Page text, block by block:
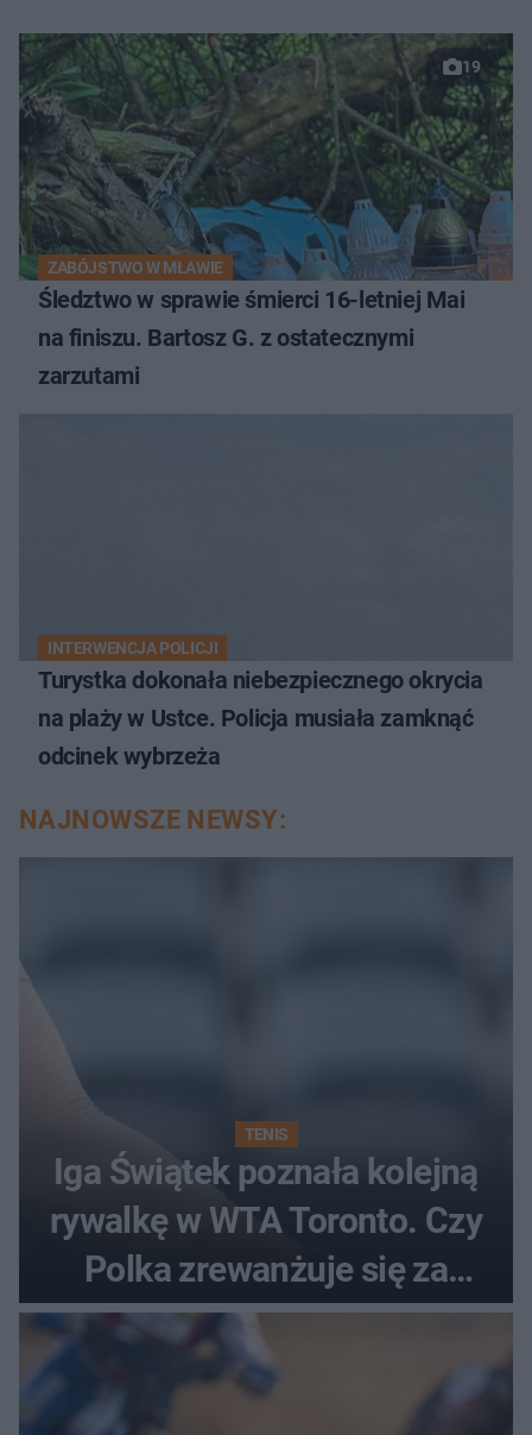
19
ZABÓJSTWO W MŁAWIE
Śledztwo w sprawie śmierci 16-letniej Mai
na finiszu. Bartosz G. z ostatecznymi
zarzutami
INTERWENCJA POLICJI
Turystka dokonała niebezpiecznego okrycia
na plaży w Ustce. Policja musiała zamknąć
odcinek wybrzeża
NAJNOWSZE NEWSY:
TENIS
Iga Świątek poznała kolejną
rywalkę w WTA Toronto. Czy
Polka zrewanżuje się za
ostatnią porażkę?